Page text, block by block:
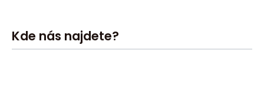
Kde nás najdete?